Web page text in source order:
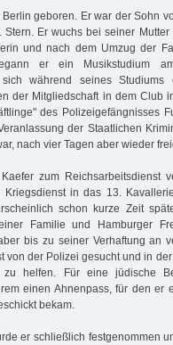
geboren. Er war der Sohn
Er wuchs bei seiner
und nach dem Umzug der
er ein Musikstudium
während seines Studiums
der Mitgliedschaft in dem Club
des Polizeigefängnisses
der Staatlichen
nach vier Tagen aber wieder
zum Reichsarbeitsdienst
in das 13.
schon kurze Zeit
Familie und Hamburger
bis zu seiner Verhaftung an
von der Polizei gesucht und in
zu helfen. Für eine jüdische
einen Ahnenpass, für den er
bekam.
er schließlich festgenommen